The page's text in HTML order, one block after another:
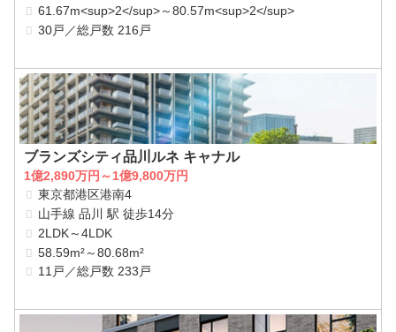
61.67m<sup>2</sup>～80.57m<sup>2</sup>
30戸／総戸数 216戸
ブランズシティ品川ルネ キャナル
1億2,890万円～1億9,800万円
東京都港区港南4
山手線 品川 駅 徒歩14分
2LDK～4LDK
58.59m²～80.68m²
11戸／総戸数 233戸